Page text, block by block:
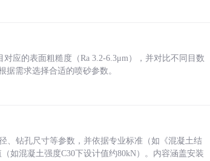
应的表面粗糙度（Ra 3.2-6.3μm），并对比不同目数
据需求选择合适的喷砂参数。
、钻孔尺寸等参数，并依据专业标准（如《混凝土结
如混凝土强度C30下设计值约80kN）。内容涵盖安装